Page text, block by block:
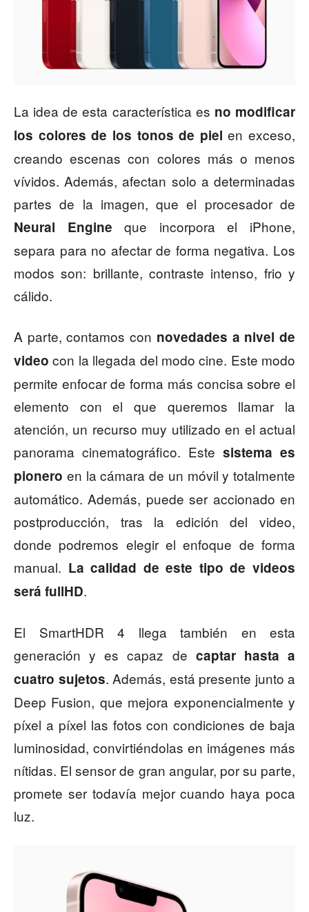
La idea de esta característica es no modificar
los colores de los tonos de piel en exceso,
creando escenas con colores más o menos
vívidos. Además, afectan solo a determinadas
partes de la imagen, que el procesador de
Neural Engineque incorpora el iPhone,
separa para no afectar de forma negativa. Los
modos son: brillante, contraste intenso, frio y
cálido.
A parte, contamos con novedades a nivel de
video con la llegada del modo cine. Este modo
permite enfocar de forma más concisa sobre el
elemento con el que queremos llamar la
atención, un recurso muy utilizado en el actual
panorama cinematográfico. Este sistema es
pionero en la cámara de un móvil y totalmente
automático. Además, puede ser accionado en
postproducción, tras la edición del video,
donde podremos elegir el enfoque de forma
manual. La calidad de este tipo de videos
será fullHD.
El SmartHDR 4 llega también en esta
generación y es capaz de captar hasta a
cuatro sujetos. Además, está presente junto a
Deep Fusion, que mejora exponencialmente y
píxel a píxel las fotos con condiciones de baja
luminosidad, convirtiéndolas en imágenes más
nítidas. El sensor de gran angular, por su parte,
promete ser todavía mejor cuando haya poca
luz.